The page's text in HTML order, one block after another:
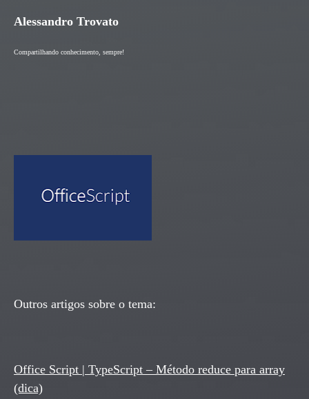
Alessandro Trovato
Compartilhando conhecimento, sempre!
Outros artigos sobre o tema:
Office Script | TypeScript – Método reduce para array
(dica)